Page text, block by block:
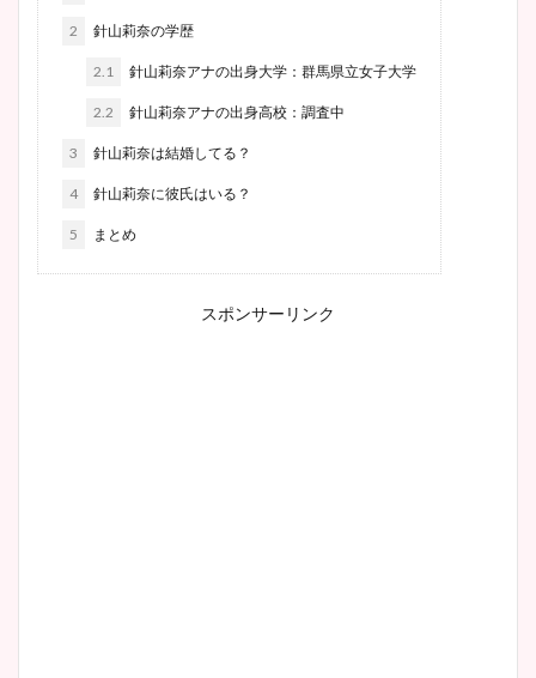
2 針山莉奈の学歴
2.1 針山莉奈アナの出身大学：群馬県立女子大学
2.2 針山莉奈アナの出身高校：調査中
3 針山莉奈は結婚してる？
4 針山莉奈に彼氏はいる？
5 まとめ
スポンサーリンク